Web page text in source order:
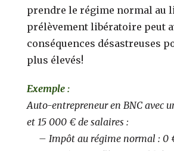
prendre le régime normal au
prélèvement libératoire peut
conséquences désastreuses
plus élevés!
Exemple :
Auto-entrepreneur en BNC avec
et 15 000 € de salaires :
– Impôt au régime normal : 0